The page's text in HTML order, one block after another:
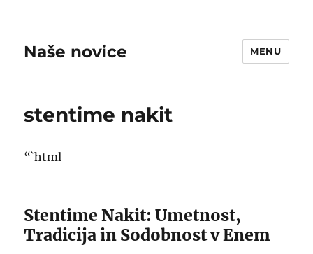
Naše novice MENU
stentime nakit
“`html
Stentime Nakit: Umetnost,
Tradicija in Sodobnost v Enem